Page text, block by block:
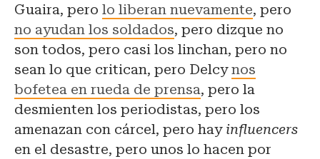
Guaira, pero lo liberan nuevamente, pero
no ayudan los soldados, pero dizque no
son todos, pero casi los linchan, pero no
sean lo que critican, pero Delcynos
bofetea en rueda de prensa, pero la
desmienten los periodistas, pero los
amenazan con cárcel, pero hay influencers
en el desastre, pero unos lo hacen por